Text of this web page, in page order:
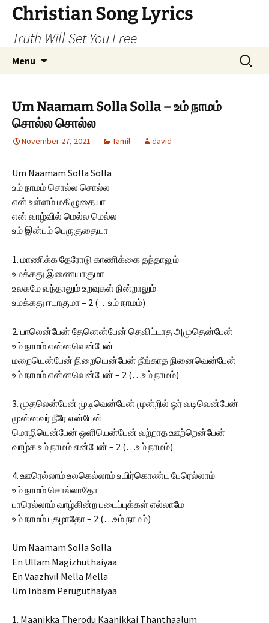
Skip
content
Christian Song Lyrics
Truth Will Set You Free
Menu
Search
for:
Um Naamam Solla Solla – உம் நாமம்
சொல்ல சொல்ல
November 27, 2021 Tamil david
Um Naamam Solla Solla
உம் நாமம் சொல்ல சொல்ல
என் உள்ளம் மகிழுதையா
என் வாழ்வில் மெல்ல மெல்ல
உம் இன்பம் பெருகுதையா
1. மாணிக்க தேரோடு காணிக்கை தந்தாலும்
உமக்கது இணையாகுமா
உலகமே வந்தாலும் உறவுகள் நின்றாலும்
உமக்கது ஈடாகுமா – 2 (…உம் நாமம்)
2. பாலென்பேன் தேனென்பேன் தெவிட்டாத அமுதென்பேன்
உம் நாமம் என்னவென்பேன்
மறையென்பேன் நிறையென்பேன் நீங்காத நினைவென்பேன்
உம் நாமம் என்னவென்பேன் – 2 (…உம் நாமம்)
3. முதலென்பேன் முடிவென்பேன் மூன்றில் ஓர் வடிவென்பேன்
முன்னவர் நீரே என்பேன்
மொழியென்பேன் ஒளியென்பேன் வற்றாத ஊற்றென்பேன்
வாழ்க உம் நாமம் என்பேன் – 2 (…உம் நாமம்)
4. ஊரெல்லாம் உலகெல்லாம் உயிர்கொண்ட பேரெல்லாம்
உம் நாமம் சொல்லாதோ
பாரெல்லாம் வாழ்கின்ற படைப்புக்கள் எல்லாமே
உம் நாமம் புகழாதோ – 2 (…உம் நாமம்)
Um Naamam Solla Solla
En Ullam Magizhuthaiyaa
En Vaazhvil Mella Mella
Um Inbam Peruguthaiyaa
1. Maanikka Therodu Kaanikkai Thanthaalum